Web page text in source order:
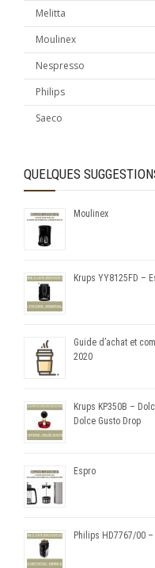
Melitta
Moulinex
Nespresso
Philips
Saeco
QUELQUES
Moulinex
Krups YY8125FD –
Guide d’achat et
2020
Krups KP350B –
Dolce Gusto Drop
Espro
Philips HD7767/00